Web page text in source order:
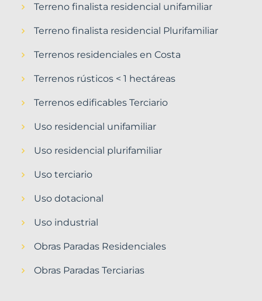
Terreno finalista residencial unifamiliar
Terreno finalista residencial Plurifamiliar
Terrenos residenciales en Costa
Terrenos rústicos < 1 hectáreas
Terrenos edificables Terciario
Uso residencial unifamiliar
Uso residencial plurifamiliar
Uso terciario
Uso dotacional
Uso industrial
Obras Paradas Residenciales
Obras Paradas Terciarias